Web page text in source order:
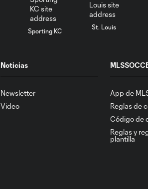
Sporting KC
St. Louis
Noticias
Newsletter
Video
App de
Reglas de
Código de
Reglas y
plantilla